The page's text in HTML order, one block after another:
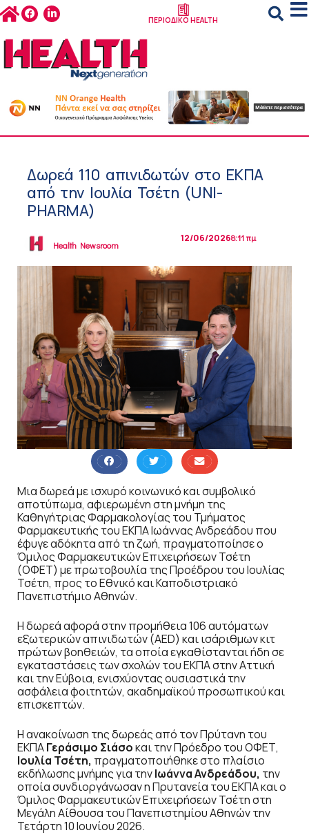
ΠΕΡΙΟΔΙΚΟ HEALTH
Δωρεά 110 απινιδωτών στο ΕΚΠΑ
από την Ιουλία Τσέτη (UNI-
PHARMA)
Health Newsroom
12/06/20268:11 πμ
Μια δωρεά με ισχυρό κοινωνικό και συμβολικό
αποτύπωμα, αφιερωμένη στη μνήμη της
Καθηγήτριας Φαρμακολογίας του Τμήματος
Φαρμακευτικής του ΕΚΠΑ Ιωάννας Ανδρεάδου που
έφυγε αδόκητα από τη ζωή, πραγματοποίησε ο
Όμιλος Φαρμακευτικών Επιχειρήσεων Τσέτη
(ΟΦΕΤ) με πρωτοβουλία της Προέδρου του Ιουλίας
Τσέτη, προς το Εθνικό και Καποδιστριακό
Πανεπιστήμιο Αθηνών.
Η δωρεά αφορά στην προμήθεια 106 αυτόματων
εξωτερικών απινιδωτών (AED) και ισάριθμων κιτ
πρώτων βοηθειών, τα οποία εγκαθίστανται ήδη σε
εγκαταστάσεις των σχολών του ΕΚΠΑ στην Αττική
και την Εύβοια, ενισχύοντας ουσιαστικά την
ασφάλεια φοιτητών, ακαδημαϊκού προσωπικού και
επισκεπτών.
Η ανακοίνωση της δωρεάς από τον Πρύτανη του
ΕΚΠΑΓεράσιμο Σιάσοκαι την Πρόεδρο του ΟΦΕΤ,
Ιουλία Τσέτη, πραγματοποιήθηκε στο πλαίσιο
εκδήλωσης μνήμης για τηνΙωάννα Ανδρεάδου, την
οποία συνδιοργάνωσαν η Πρυτανεία του ΕΚΠΑ και ο
Όμιλος Φαρμακευτικών Επιχειρήσεων Τσέτη στη
Μεγάλη Αίθουσα του Πανεπιστημίου Αθηνών την
Τετάρτη 10 Ιουνίου 2026.